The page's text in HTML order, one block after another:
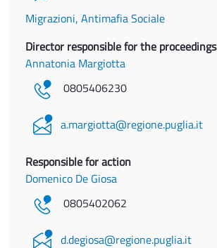
Migrazioni, Antimafia Sociale
Director responsible for the proceedings
Annatonia Margiotta
0805406230
a.margiotta@regione.puglia.it
Responsible for action
Domenico De Giosa
0805402062
d.degiosa@regione.puglia.it